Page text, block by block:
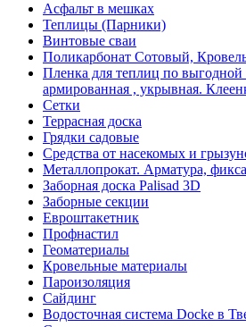
Асфальт в мешках
Теплицы (Парники)
Винтовые сваи
Поликарбонат Сотовый,
Пленка для теплиц по выгодной
армированная , укрывная.
Сетки
Террасная доска
Грядки садовые
Средства от насекомых и
Металлопрокат. Арматура,
Заборная доска Palisad 3D
Заборные секции
Евроштакетник
Профнастил
Геоматериалы
Кровельные материалы
Пароизоляция
Сайдинг
Водосточная система Docke в